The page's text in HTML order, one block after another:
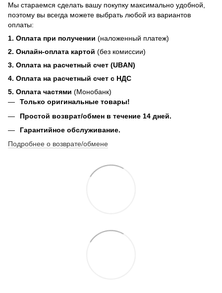
Мы стараемся сделать вашу покупку максимально удобной,
поэтому вы всегда можете выбрать любой из вариантов
оплаты:
1. Оплата при получении (наложенный платеж)
2. Онлайн-оплата картой (без комиссии)
3. Оплата на расчетный счет (UBAN)
4. Оплата на расчетный счет с НДС
5. Оплата частями (Монобанк)
Только оригинальные товары!
Простой возврат/обмен в течение 14 дней.
Гарантийное обслуживание.
Подробнее о возврате/обмене